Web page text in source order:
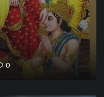
0